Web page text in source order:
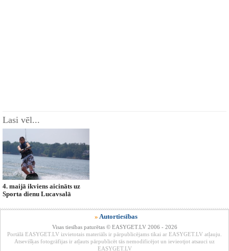
Lasi vēl...
4. maijā ikviens aicināts uz
Sporta dienu Lucavsalā
» Autortiesības
Visas tiesības paturētas © EASYGET.LV 2006 - 2026
Portālā EASYGET.LV izvietotais materiāls ir pārpublicējams tikai ar EASYGET.LV atļauju.
Atsevišķas fotogrāfijas ir atļauts pārpublicēt tās nemodificējot un ievieotjot atsauci uz
EASYGET.LV